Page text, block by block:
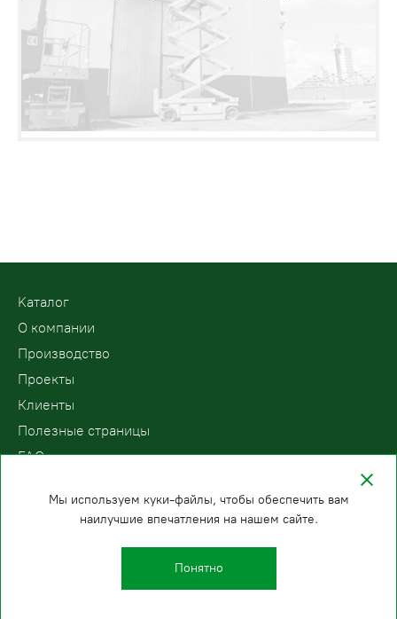
Kаталог
О компании
Производство
Проекты
Клиенты
Полезные страницы
FAQ
8 (800) 200-78-15
E-mail:
Мы используем куки-файлы, чтобы обеспечить вам
наилучшие впечатления на нашем сайте.
Понятно